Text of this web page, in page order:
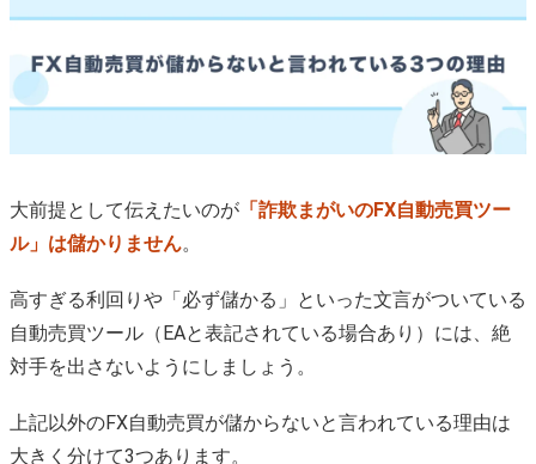
大前提として伝えたいのが 「詐欺まがいのFX自動売買ツー
ル」は儲かりません。
高すぎる利回りや「必ず儲かる」といった文言がついている
自動売買ツール（EAと表記されている場合あり）には、絶
対手を出さないようにしましょう。
上記以外のFX自動売買が儲からないと言われている理由は
大きく分けて3つあります。